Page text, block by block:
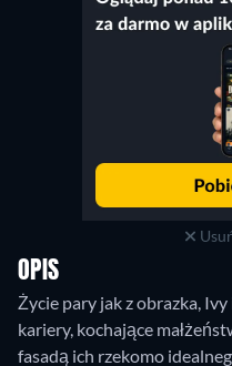
OPIS
Życie pary jak z obrazka,
kariery, kochające
fasadą ich rzekomo